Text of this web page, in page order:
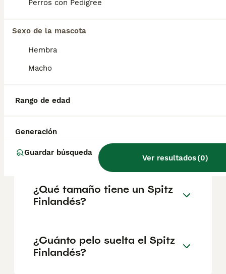
Perros con Pedigree
Sexo de la mascota
Hembra
Macho
Rango de edad
Generación
Guardar búsqueda
Ver resultados(0)
Informarse bien y comparar opciones antes
decisión.
hay?
¿Es el Spitz finlandés un
buen perro de familia?
¿Qué tamaño tiene un Spitz
Finlandés?
¿Cuánto pelo suelta el Spitz
Finlandés?